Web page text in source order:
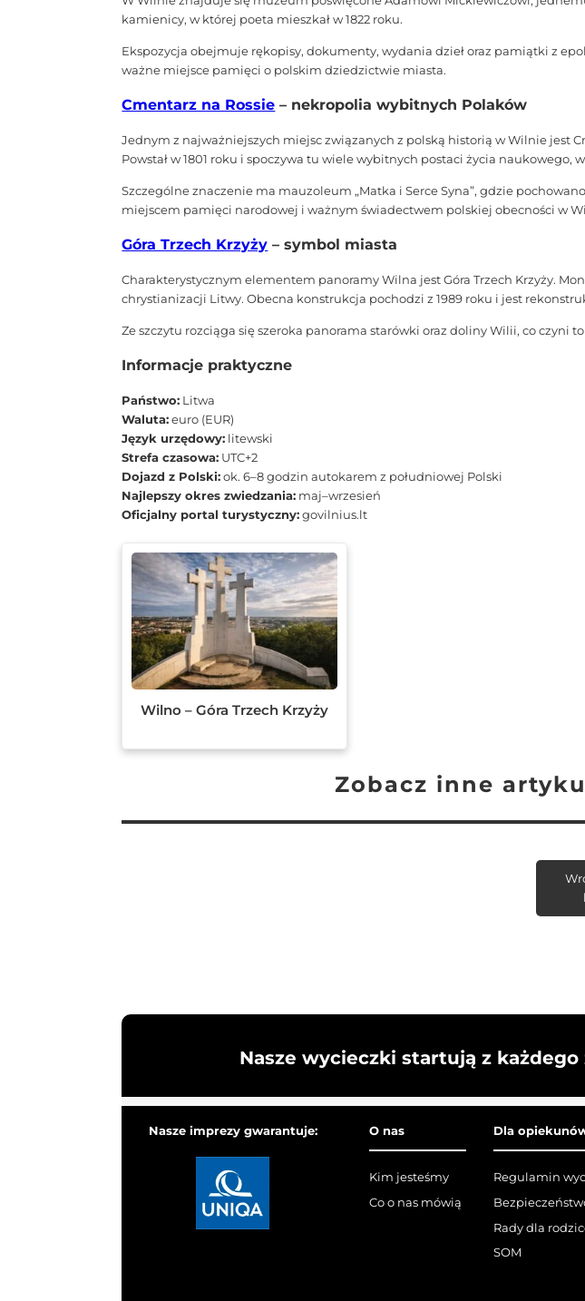
kamienicy, w której poeta mieszkał w 1822 roku.
Ekspozycja obejmuje rękopisy, dokumenty, wydania dzieł oraz pamiątki z
ważne miejsce pamięci o polskim dziedzictwie miasta.
Cmentarz na Rossie – nekropolia wybitnych Polaków
Jednym z najważniejszych miejsc związanych z polską historią w Wilnie jest
Powstał w 1801 roku i spoczywa tu wiele wybitnych postaci życia naukowego,
Szczególne znaczenie ma mauzoleum „Matka i Serce Syna”, gdzie
miejscem pamięci narodowej i ważnym świadectwem polskiej obecności w
Góra Trzech Krzyży – symbol miasta
Charakterystycznym elementem panoramy Wilna jest Góra Trzech Krzyży.
chrystianizacji Litwy. Obecna konstrukcja pochodzi z 1989 roku i jest
Ze szczytu rozciąga się szeroka panorama starówki oraz doliny Wilii, co
Informacje praktyczne
Państwo: Litwa
Waluta:euro (EUR)
Język urzędowy: litewski
Strefa czasowa: UTC+2
Dojazd z Polski:ok. 6–8 godzin autokarem z południowej Polski
Najlepszy okres zwiedzania: maj–wrzesień
Oficjalny portal turystyczny:govilnius.lt
Wilno – Góra Trzech Krzyży
Zobacz inne
Nasze wycieczki startują z
Nasze imprezy gwarantuje: O nas
Kim jesteśmy
Co o nas mówią
Dla
Regulamin
Rady dla
SOM